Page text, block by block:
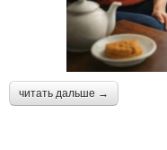
читать дальше →